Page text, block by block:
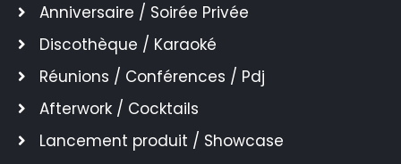
Anniversaire / Soirée Privée
Discothèque / Karaoké
Réunions / Conférences / Pdj
Afterwork / Cocktails
Lancement produit / Showcase